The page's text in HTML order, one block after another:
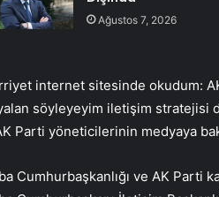
Ağustos 7, 2026
internet sitesinde okudum:
söyleyeyim iletişim stratejisi
Parti yöneticilerinin medyaya
Cumhurbaşkanlığı ve AK Parti